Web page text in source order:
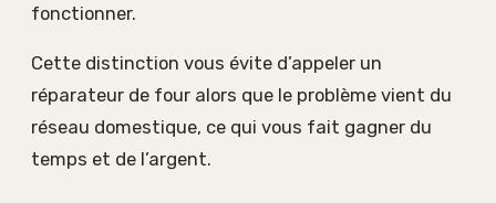
fonctionner.
Cette distinction vous évite d’appeler un
réparateur de four alors que le problème vient du
réseau domestique, ce qui vous fait gagner du
temps et de l’argent.